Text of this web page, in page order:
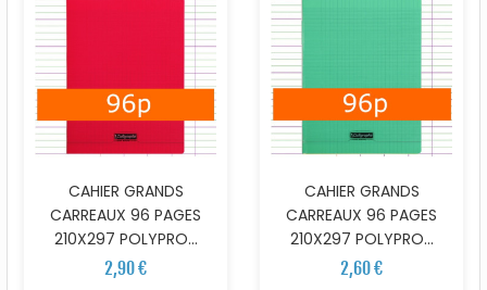
CAHIER GRANDS
CARREAUX 96 PAGES
210X297 POLYPRO...
2,90 €
CAHIER GRANDS
CARREAUX 96 PAGES
210X297 POLYPRO...
2,60 €